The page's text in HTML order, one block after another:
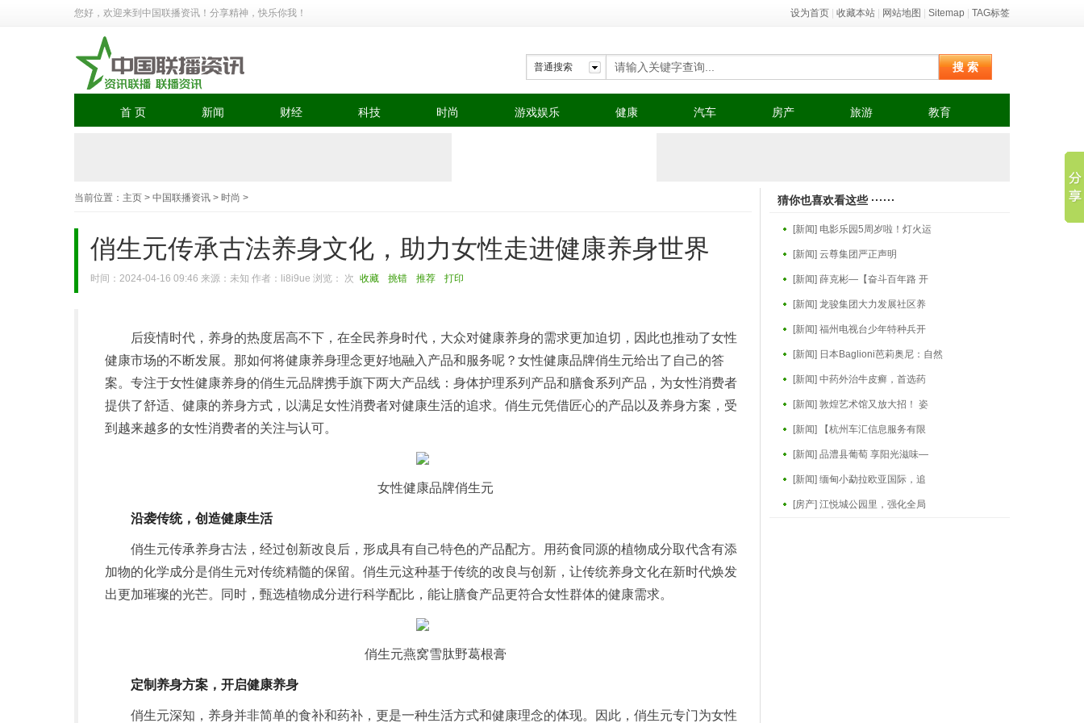
您好，欢迎来到中国联播资讯！分享精神，快乐你我！ 设为首页 收藏本站 网站地图 Sitemap TAG标签
普通搜索 搜 索
首 页 新闻 财经 科技 时尚 游戏娱乐 健康 汽车 房产 旅游 教育
当前位置： 主页 > 中国联播资讯 > 时尚 >
俏生元传承古法养身文化，助力女性走进健康养身世界
时间：2024-04-16 09:46 来源：未知 作者：li8i9ue 浏览： 次 收藏 挑错 推荐 打印
后疫情时代，养身的热度居高不下，在全民养身时代，大众对健康养身的需求更加迫切，因此也推动了女性
健康市场的不断发展。那如何将健康养身理念更好地融入产品和服务呢？女性健康品牌俏生元给出了自己的答
案。专注于女性健康养身的俏生元品牌携手旗下两大产品线：身体护理系列产品和膳食系列产品，为女性消费者
提供了舒适、健康的养身方式，以满足女性消费者对健康生活的追求。俏生元凭借匠心的产品以及养身方案，受
到越来越多的女性消费者的关注与认可。
女性健康品牌俏生元
沿袭传统，创造健康生活
俏生元传承养身古法，经过创新改良后，形成具有自己特色的产品配方。用药食同源的植物成分取代含有添
加物的化学成分是俏生元对传统精髓的保留。俏生元这种基于传统的改良与创新，让传统养身文化在新时代焕发
出更加璀璨的光芒。同时，甄选植物成分进行科学配比，能让膳食产品更符合女性群体的健康需求。
俏生元燕窝雪肽野葛根膏
定制养身方案，开启健康养身
俏生元深知，养身并非简单的食补和药补，更是一种生活方式和健康理念的体现。因此，俏生元专门为女性
猜你也喜欢看这些 ······
[新闻] 电影乐园5周岁啦！灯火运
[新闻] 云尊集团严正声明
[新闻] 薛克彬—【奋斗百年路 开
[新闻] 龙骏集团大力发展社区养
[新闻] 福州电视台少年特种兵开
[新闻] 日本Baglioni芭莉奥尼：自然
[新闻] 中药外治牛皮癣，首选药
[新闻] 敦煌艺术馆又放大招！ 姿
[新闻] 【杭州车汇信息服务有限
[新闻] 品澧县葡萄 享阳光滋味—
[新闻] 缅甸小勐拉欧亚国际，追
[房产] 江悦城公园里，强化全局